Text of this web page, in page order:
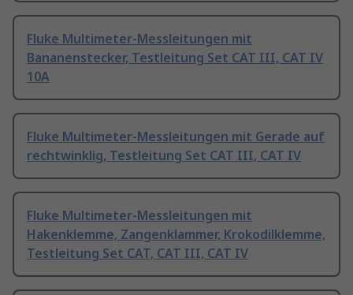
Fluke Multimeter-Messleitungen mit
Bananenstecker, Testleitung Set CAT III, CAT IV
10A
Fluke Multimeter-Messleitungen mit Gerade auf
rechtwinklig, Testleitung Set CAT III, CAT IV
Fluke Multimeter-Messleitungen mit
Hakenklemme, Zangenklammer, Krokodilklemme,
Testleitung Set CAT, CAT III, CAT IV